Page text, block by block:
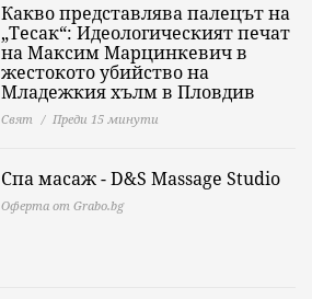
Какво представлява палецът на
„Тесак“: Идеологическият печат
на Максим Марцинкевич в
жестокото убийство на
Младежкия хълм в Пловдив
Свят Преди 15 минути
Спа масаж - D&S Massage Studio
Оферта от Grabo.bg